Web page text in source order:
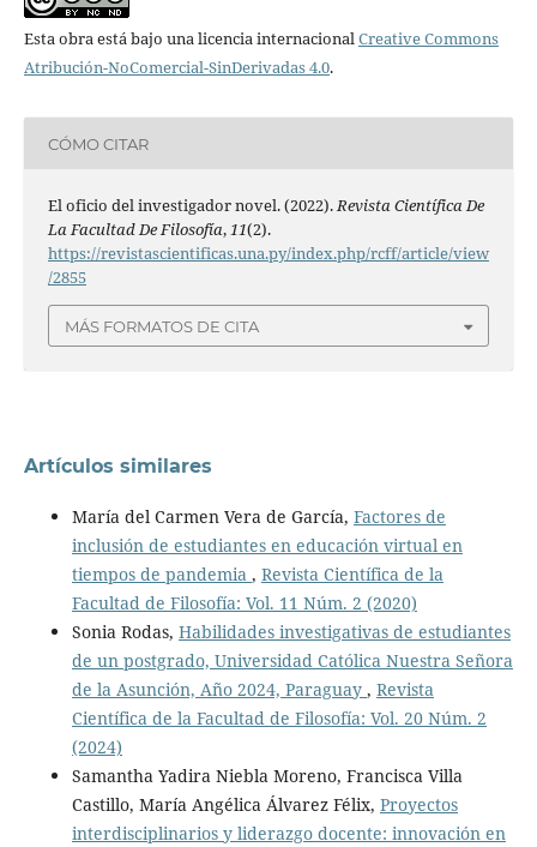
Esta obra está bajo una licencia internacionalCreative Commons
Atribución-NoComercial-SinDerivadas 4.0.
CÓMO CITAR
El oficio del investigador novel. (2022).Revista Científica De
La Facultad De Filosofía,11(2).
https://revistascientificas.una.py/index.php/rcff/article/view
/2855
MÁS FORMATOS DE CITA
Artículos similares
María del Carmen Vera de García, Factores de
inclusión de estudiantes en educación virtual en
tiempos de pandemia , Revista Científica de la
Facultad de Filosofía: Vol. 11 Núm. 2 (2020)
Sonia Rodas, Habilidades investigativas de estudiantes
de un postgrado, Universidad Católica Nuestra Señora
de la Asunción, Año 2024, Paraguay , Revista
Científica de la Facultad de Filosofía: Vol. 20 Núm. 2
(2024)
Samantha Yadira Niebla Moreno, Francisca Villa
Castillo, María Angélica Álvarez Félix, Proyectos
interdisciplinarios y liderazgo docente: innovación en